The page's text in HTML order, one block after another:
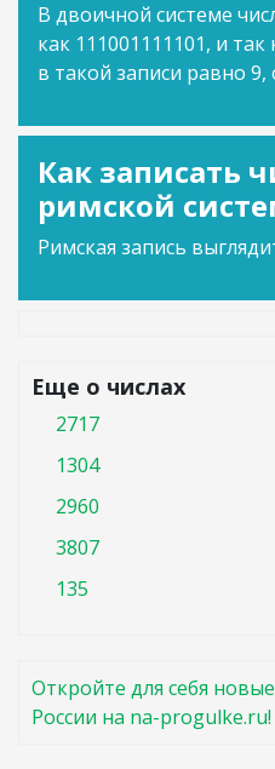
В двоичной системе
как 111001111101, и
в такой записи равно
Как записать
римской
Римская запись
Еще о числах
2717
1304
2960
3807
135
Откройте для себя
России на na-progulke.ru!